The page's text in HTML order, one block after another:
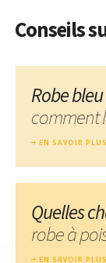
Conseils
Robe
comment
EN SAVOIR PLUS
Quelles
robe à
EN SAVOIR PLUS